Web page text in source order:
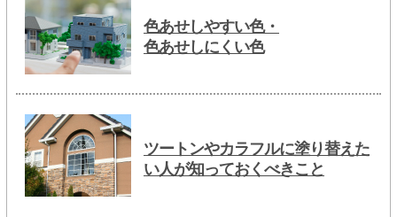
色あせしやすい色・
色あせしにくい色
ツートンやカラフルに塗り替えた
い人が知っておくべきこと